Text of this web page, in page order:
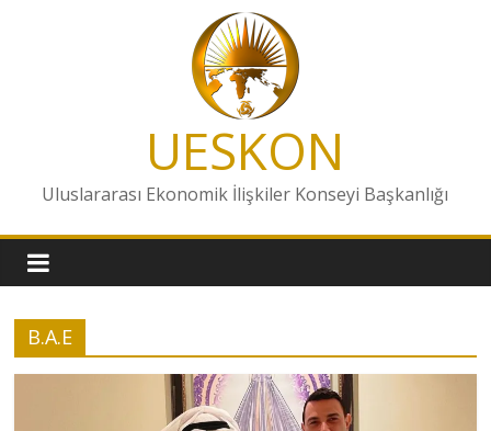
UESKON
Uluslararası Ekonomik İlişkiler Konseyi Başkanlığı
B.A.E